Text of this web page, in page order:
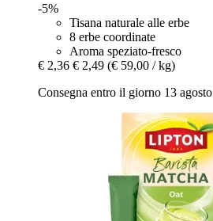
-5%
Tisana naturale alle erbe
8 erbe coordinate
Aroma speziato-fresco
€ 2,36 € 2,49 (€ 59,00 / kg)
Consegna entro il giorno 13 agosto